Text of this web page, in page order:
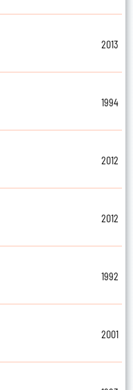
2013
1994
2012
2012
1992
2001